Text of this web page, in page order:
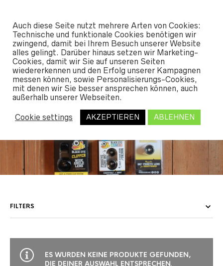
START/ SHOP/ACCESSOIRES/ SMARTPHONE GADGETS
Smartphone Gadgets
FILTERS
ES WURDEN KEINE PRODUKTE GEFUNDEN,
DIE DEINER AUSWAHL ENTSPRECHEN.
Auch diese Seite nutzt mehrere Arten von Cookies:
Technische und funktionale Cookies benötigen wir
zwingend, damit bei Ihrem Besuch unserer Website
alles gelingt. Darüber hinaus setzen wir Marketing-
Cookies, damit wir Sie auf unseren Seiten
wiedererkennen und den Erfolg unserer Kampagnen
messen können, sowie Personalisierungs-Cookies,
mit denen wir Sie besser ansprechen können, auch
außerhalb unserer Webseiten.
Cookie settings AKZEPTIEREN ABLEHNEN